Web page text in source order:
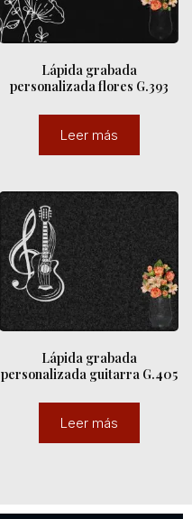
Lápida grabada
personalizada flores G.393
Leer más
Lápida grabada
personalizada guitarra G.405
Leer más